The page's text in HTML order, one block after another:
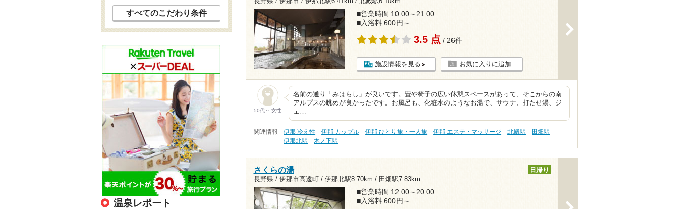
■営業時間 10:00～21:00
■入浴料 600円～
3.5 点 / 26件
施設情報を見る お気に入りに追加
50代～ 女性
名前の通り「みはらし」が良いです。畳や椅子の広い休憩スペースがあって、そこからの南
アルプスの眺めが良かったです。お風呂も、化粧水のようなお湯で、サウナ、打たせ湯、ジ
ェ…
関連情報 伊那 冷え性 伊那 カップル 伊那 ひとり旅・一人旅 伊那 エステ・マッサージ 北殿駅
田畑駅
伊那北駅
木ノ下駅
さくらの湯
長野県 / 伊那市高遠町 / 伊那北駅8.70km / 田畑駅7.83km
日帰り
■営業時間 12:00～20:00
■入浴料 600円～
すべてのこだわり条件
温泉レポート